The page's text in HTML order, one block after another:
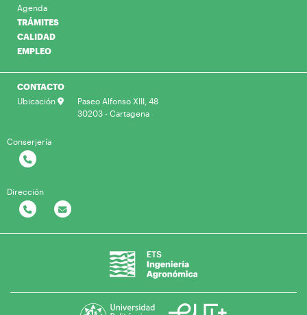
Agenda
TRÁMITES
CALIDAD
EMPLEO
CONTACTO
Ubicación
Paseo Alfonso XIII, 48
30203 - Cartagena
Conserjería
Dirección